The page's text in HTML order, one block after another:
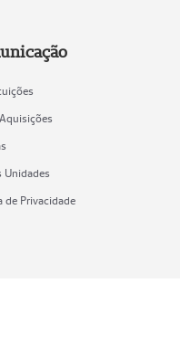
Unidades
de Privacidade